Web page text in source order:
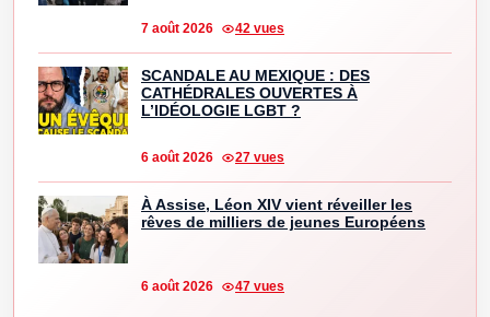
7 août 2026 42 vues
SCANDALE AU MEXIQUE : DES
CATHÉDRALES OUVERTES À
L’IDÉOLOGIE LGBT ?
6 août 2026 27 vues
À Assise, Léon XIV vient réveiller les
rêves de milliers de jeunes Européens
6 août 2026 47 vues